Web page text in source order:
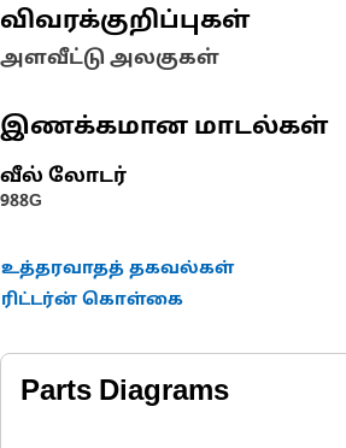
விவரக்குறிப்புகள்
அளவீட்டு அலகுகள்
இணக்கமான மாடல்கள்
வீல் லோடர்
988G
உத்தரவாதத் தகவல்கள்
ரிட்டர்ன் கொள்கை
Parts Diagrams